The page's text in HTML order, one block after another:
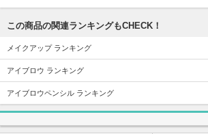
この商品の関連ランキングもCHECK！
メイクアップ ランキング
アイブロウ ランキング
アイブロウペンシル ランキング